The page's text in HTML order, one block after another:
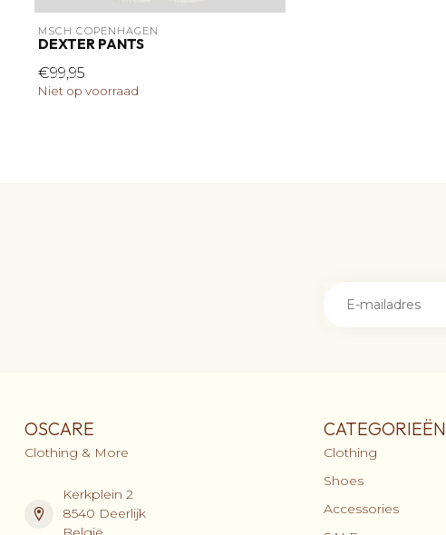
MSCH COPENHAGEN
DEXTER PANTS
€99,95
Niet op voorraad
OSCARE
Clothing & More
Kerkplein 2
8540 Deerlijk
CATEGORIEËN
Clothing
Shoes
Accessories